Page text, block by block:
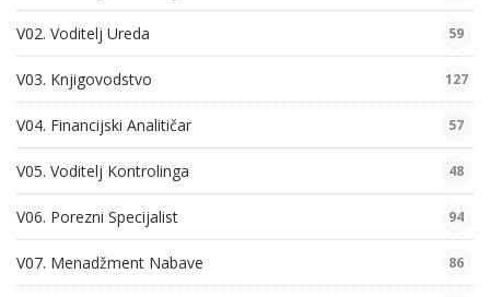
V02. Voditelj Ureda 59
V03. Knjigovodstvo 127
V04. Financijski Analitičar 57
V05. Voditelj Kontrolinga 48
V06. Porezni Specijalist 94
V07. Menadžment Nabave 86